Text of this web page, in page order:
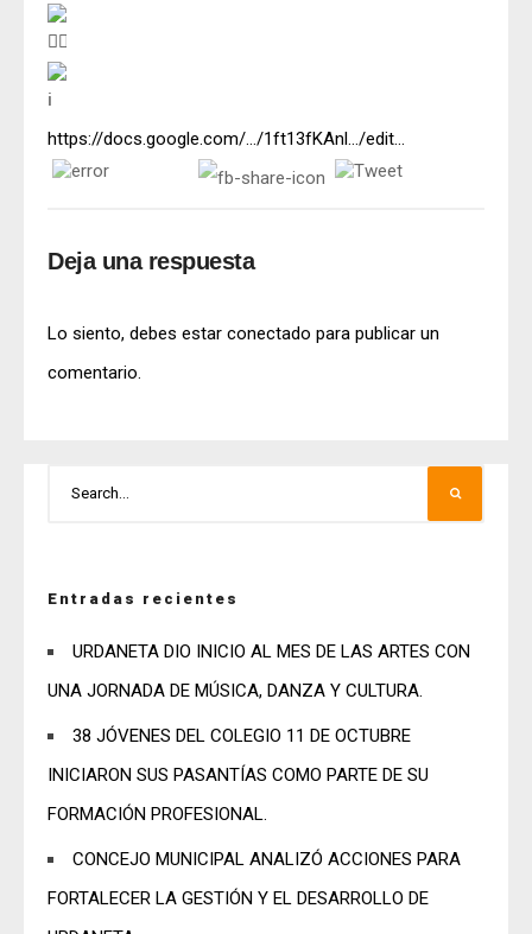
https://docs.google.com/…/1ft13fKAnl…/edit…
Deja una respuesta
Lo siento, debes estar conectado para publicar un
comentario.
Entradas recientes
URDANETA DIO INICIO AL MES DE LAS ARTES CON
UNA JORNADA DE MÚSICA, DANZA Y CULTURA.
38 JÓVENES DEL COLEGIO 11 DE OCTUBRE
INICIARON SUS PASANTÍAS COMO PARTE DE SU
FORMACIÓN PROFESIONAL.
CONCEJO MUNICIPAL ANALIZÓ ACCIONES PARA
FORTALECER LA GESTIÓN Y EL DESARROLLO DE